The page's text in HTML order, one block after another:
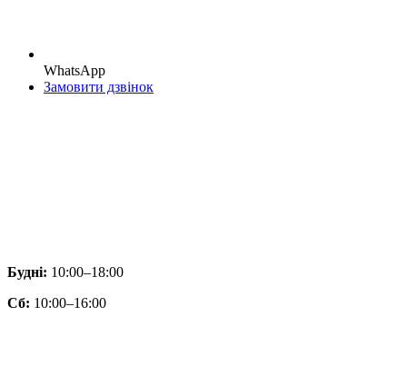
WhatsApp
Замовити дзвінок
Будні: 10:00–18:00
Сб: 10:00–16:00